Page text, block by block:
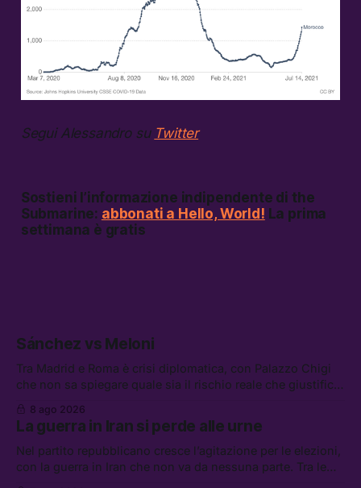
Segui Alessandro su Twitter
Sostieni l’informazione indipendente di the
Submarine: abbonati a Hello, World! La prima
settimana è gratis
Sánchez vs Meloni
Tra Madrid e Roma è crisi diplomatica, con Palazzo Chigi
che non sa spiegare quale sia il rischio reale che giustifica
di difesa tra Arabia Saudita, Pakistan e Turchia, la crisi del
carburante irregolare, e un altro caso di IA ribelle
8 ago 2026
La guerra in Iran si perde alle urne
Nel partito repubblicano cresce l’agitazione per le elezioni,
con la guerra in Iran che non va da nessuna parte. Tra le